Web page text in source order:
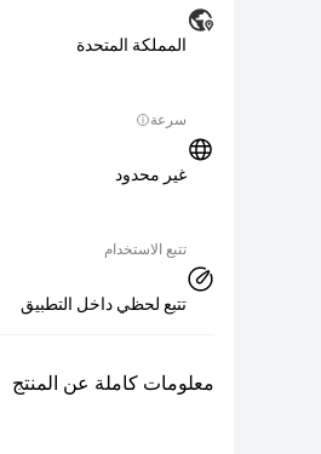
المملكة المتحدة
سرعة
غير محدود
تتبع الاستخدام
تتبع لحظي داخل التطبيق
معلومات كاملة عن المنتج